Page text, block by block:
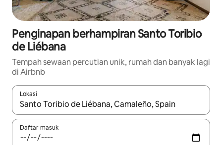
Penginapan berhampiran Santo Toribio
de Liébana
Tempah sewaan percutian unik, rumah dan banyak lagi
di Airbnb
Lokasi
Apabila hasil tersedia, navigasi dengan kekunci anak panah
Daftar masuk